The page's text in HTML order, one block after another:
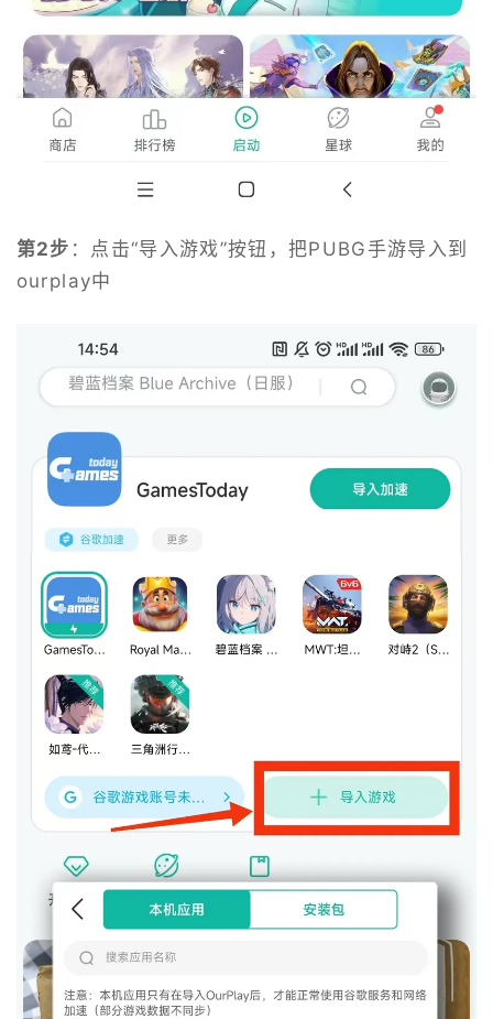
第2步 ：点击“导入游戏”按钮，把PUBG手游导入到
ourplay中